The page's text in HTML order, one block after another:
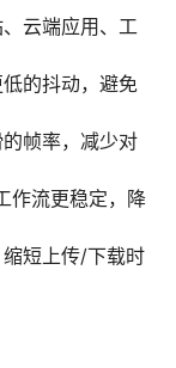
云端应用、工
的抖动，避免
帧率，减少对
作流更稳定，降
短上传/下载时